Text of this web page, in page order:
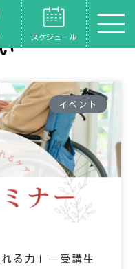
スケジュール
イベント
れる力」―受講生